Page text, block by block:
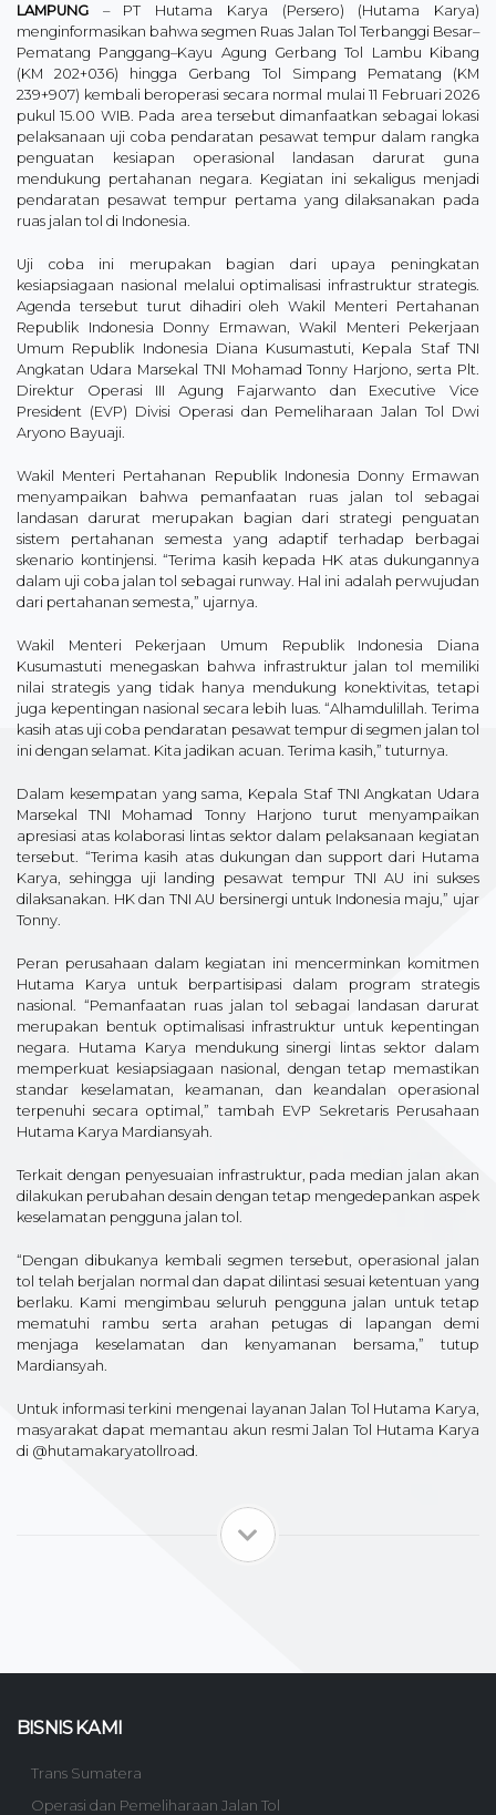
LAMPUNG – PT Hutama Karya (Persero) (Hutama Karya)
menginformasikan bahwa segmen Ruas Jalan Tol Terbanggi Besar–
Pematang Panggang–Kayu Agung Gerbang Tol Lambu Kibang
(KM 202+036) hingga Gerbang Tol Simpang Pematang (KM
239+907) kembali beroperasi secara normal mulai 11 Februari 2026
pukul 15.00 WIB. Pada area tersebut dimanfaatkan sebagai lokasi
pelaksanaan uji coba pendaratan pesawat tempur dalam rangka
penguatan kesiapan operasional landasan darurat guna
mendukung pertahanan negara. Kegiatan ini sekaligus menjadi
pendaratan pesawat tempur pertama yang dilaksanakan pada
ruas jalan tol di Indonesia.
Uji coba ini merupakan bagian dari upaya peningkatan
kesiapsiagaan nasional melalui optimalisasi infrastruktur strategis.
Agenda tersebut turut dihadiri oleh Wakil Menteri Pertahanan
Republik Indonesia Donny Ermawan, Wakil Menteri Pekerjaan
Umum Republik Indonesia Diana Kusumastuti, Kepala Staf TNI
Angkatan Udara Marsekal TNI Mohamad Tonny Harjono, serta Plt.
Direktur Operasi III Agung Fajarwanto dan Executive Vice
President (EVP) Divisi Operasi dan Pemeliharaan Jalan Tol Dwi
Aryono Bayuaji.
Wakil Menteri Pertahanan Republik Indonesia Donny Ermawan
menyampaikan bahwa pemanfaatan ruas jalan tol sebagai
landasan darurat merupakan bagian dari strategi penguatan
sistem pertahanan semesta yang adaptif terhadap berbagai
skenario kontinjensi. “Terima kasih kepada HK atas dukungannya
dalam uji coba jalan tol sebagai runway. Hal ini adalah perwujudan
dari pertahanan semesta,” ujarnya.
Wakil Menteri Pekerjaan Umum Republik Indonesia Diana
Kusumastuti menegaskan bahwa infrastruktur jalan tol memiliki
nilai strategis yang tidak hanya mendukung konektivitas, tetapi
juga kepentingan nasional secara lebih luas. “Alhamdulillah. Terima
kasih atas uji coba pendaratan pesawat tempur di segmen jalan tol
ini dengan selamat. Kita jadikan acuan. Terima kasih,” tuturnya.
Dalam kesempatan yang sama, Kepala Staf TNI Angkatan Udara
Marsekal TNI Mohamad Tonny Harjono turut menyampaikan
apresiasi atas kolaborasi lintas sektor dalam pelaksanaan kegiatan
tersebut. “Terima kasih atas dukungan dan support dari Hutama
Karya, sehingga uji landing pesawat tempur TNI AU ini sukses
dilaksanakan. HK dan TNI AU bersinergi untuk Indonesia maju,” ujar
Tonny.
Peran perusahaan dalam kegiatan ini mencerminkan komitmen
Hutama Karya untuk berpartisipasi dalam program strategis
nasional. “Pemanfaatan ruas jalan tol sebagai landasan darurat
merupakan bentuk optimalisasi infrastruktur untuk kepentingan
negara. Hutama Karya mendukung sinergi lintas sektor dalam
memperkuat kesiapsiagaan nasional, dengan tetap memastikan
standar keselamatan, keamanan, dan keandalan operasional
terpenuhi secara optimal,” tambah EVP Sekretaris Perusahaan
Hutama Karya Mardiansyah.
Terkait dengan penyesuaian infrastruktur, pada median jalan akan
dilakukan perubahan desain dengan tetap mengedepankan aspek
keselamatan pengguna jalan tol.
“Dengan dibukanya kembali segmen tersebut, operasional jalan
tol telah berjalan normal dan dapat dilintasi sesuai ketentuan yang
berlaku. Kami mengimbau seluruh pengguna jalan untuk tetap
mematuhi rambu serta arahan petugas di lapangan demi
menjaga keselamatan dan kenyamanan bersama,” tutup
Mardiansyah.
Untuk informasi terkini mengenai layanan Jalan Tol Hutama Karya,
masyarakat dapat memantau akun resmi Jalan Tol Hutama Karya
di @hutamakaryatollroad.
BISNIS KAMI
Trans Sumatera
Operasi dan Pemeliharaan Jalan Tol